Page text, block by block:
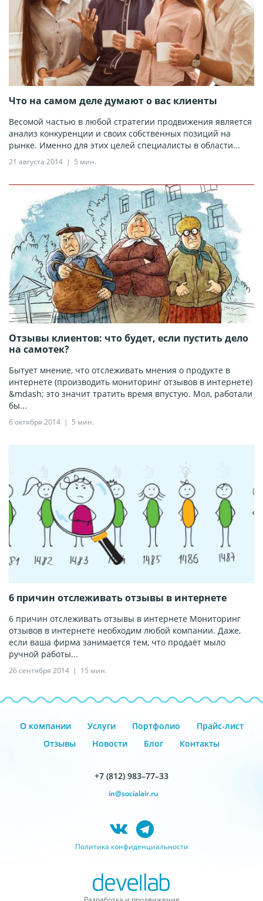
Что на самом деле думают о вас клиенты
Весомой частью в любой стратегии продвижения является
анализ конкуренции и своих собственных позиций на
рынке. Именно для этих целей специалисты в области...
21 августа 2014 5 мин.
​Отзывы клиентов: что будет, если пустить дело
на самотек?
Бытует мнение, что отслеживать мнения о продукте в
интернете (производить мониторинг отзывов в интернете)
&mdash; это значит тратить время впустую. Мол, работали
бы...
6 октября 2014 5 мин.
6 причин отслеживать отзывы в интернете
6 причин отслеживать отзывы в интернете Мониторинг
отзывов в интернете необходим любой компании. Даже,
если ваша фирма занимается тем, что продаёт мыло
ручной работы...
26 сентября 2014 15 мин.
О компании Услуги Портфолио
Прайс-лист
Отзывы
Новости Блог Контакты
+7 (812) 983–77–33
in@socialair.ru
Политика конфиденциальности